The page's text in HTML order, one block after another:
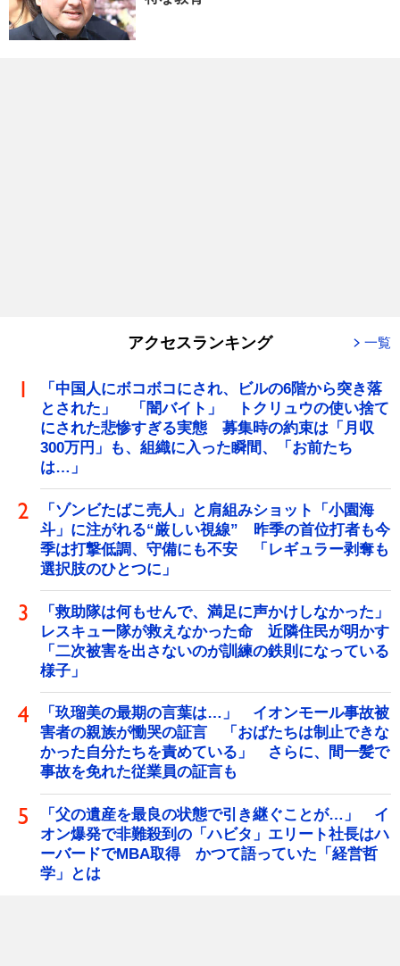
アクセスランキング 一覧
「中国人にボコボコにされ、ビルの6階から突き落
とされた」 「闇バイト」 トクリュウの使い捨て
にされた悲惨すぎる実態 募集時の約束は「月収
300万円」も、組織に入った瞬間、「お前たち
は…」
「ゾンビたばこ売人」と肩組みショット「小園海
斗」に注がれる“厳しい視線” 昨季の首位打者も今
季は打撃低調、守備にも不安 「レギュラー剥奪も
選択肢のひとつに」
「救助隊は何もせんで、満足に声かけしなかった」
レスキュー隊が救えなかった命 近隣住民が明かす
「二次被害を出さないのが訓練の鉄則になっている
様子」
「玖瑠美の最期の言葉は…」 イオンモール事故被
害者の親族が慟哭の証言 「おばたちは制止できな
かった自分たちを責めている」 さらに、間一髪で
事故を免れた従業員の証言も
「父の遺産を最良の状態で引き継ぐことが…」 イ
オン爆発で非難殺到の「ハビタ」エリート社長はハ
ーバードでMBA取得 かつて語っていた「経営哲
学」とは